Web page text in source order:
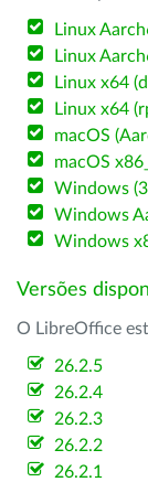
Linux
Linux
Linux x64
Linux x64
macOS
macOS
Windows
Windows
Windows
Versões
O LibreOffice
26.2.5
26.2.4
26.2.3
26.2.2
26.2.1